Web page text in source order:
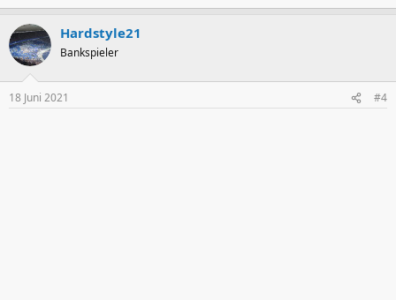
Hardstyle21
Bankspieler
18 Juni 2021 #4